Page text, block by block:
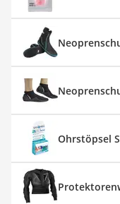
Ohrstöpsel